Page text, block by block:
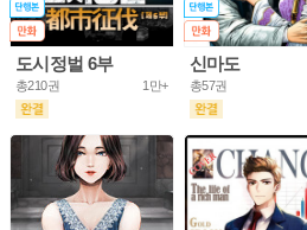
도시정벌 6부
총210권 1만+
신마도
총57권